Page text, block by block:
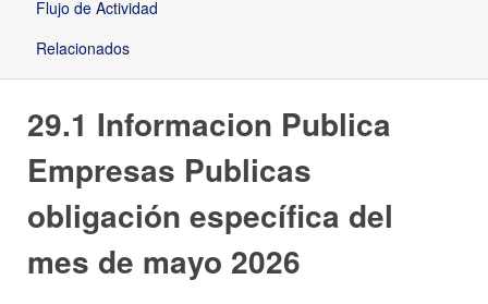
Flujo de Actividad
Relacionados
29.1 Informacion Publica
Empresas Publicas
obligación específica del
mes de mayo 2026